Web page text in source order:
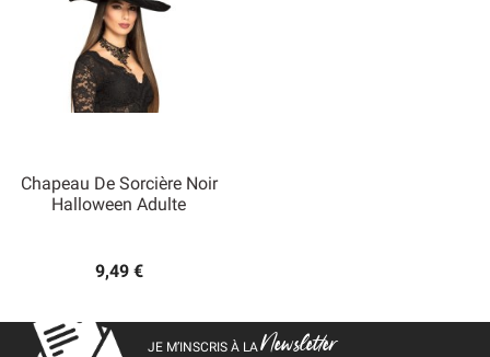
Chapeau De Sorcière Noir
Halloween Adulte
9,49 €
JE M’INSCRIS À LANewsletter